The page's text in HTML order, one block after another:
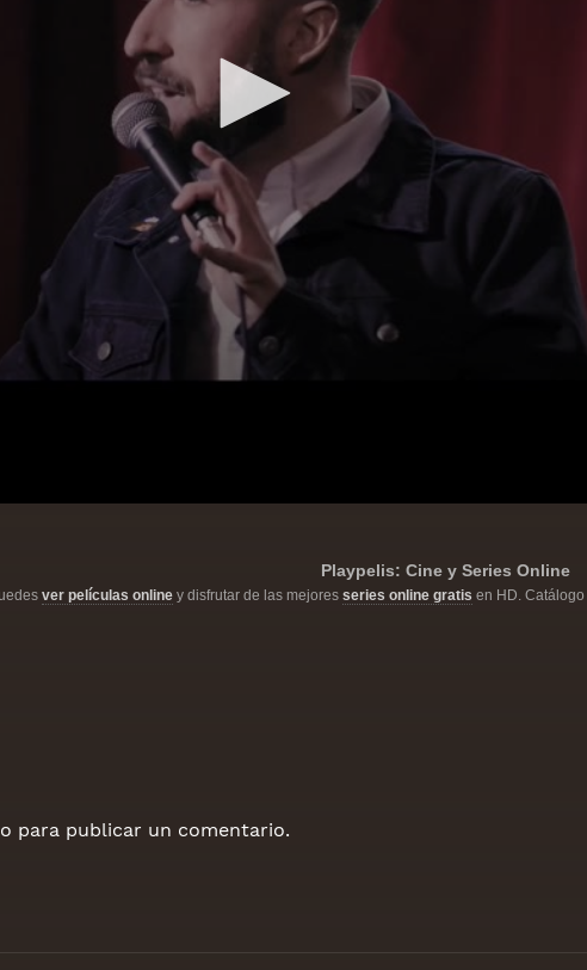
Playpelis: Cine y Series Online
ver películas online y disfrutar de las mejores series online gratis en HD.
para publicar un comentario.